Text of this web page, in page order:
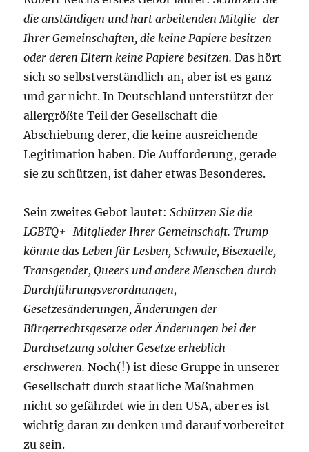
die anständigen und hart arbeitenden Mitglie-der
Ihrer Gemeinschaften, die keine Papiere besitzen
oder deren Eltern keine Papiere besitzen. Das hört
sich so selbstverständlich an, aber ist es ganz
und gar nicht. In Deutschland unterstützt der
allergrößte Teil der Gesellschaft die
Abschiebung derer, die keine ausreichende
Legitimation haben. Die Aufforderung, gerade
sie zu schützen, ist daher etwas Besonderes.
Sein zweites Gebot lautet: Schützen Sie die
LGBTQ+-Mitglieder Ihrer Gemeinschaft. Trump
könnte das Leben für Lesben, Schwule, Bisexuelle,
Transgender, Queers und andere Menschen durch
Durchführungsverordnungen,
Gesetzesänderungen, Änderungen der
Bürgerrechtsgesetze oder Änderungen bei der
Durchsetzung solcher Gesetze erheblich
erschweren.Noch(!) ist diese Gruppe in unserer
Gesellschaft durch staatliche Maßnahmen
nicht so gefährdet wie in den USA, aber es ist
wichtig daran zu denken und darauf vorbereitet
zu sein.